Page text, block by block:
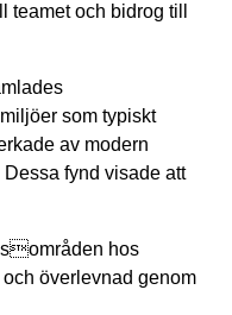
och bidrog till
som typiskt
av modern
fynd visade att
hos
överlevnad genom